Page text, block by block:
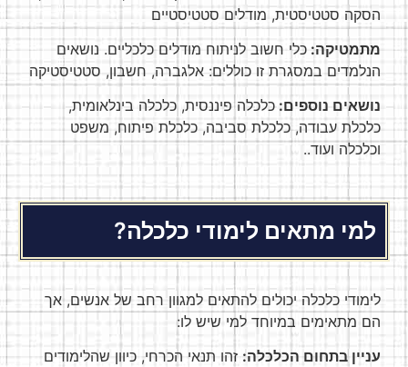
הסקה סטטיסטית, מודלים סטטיסטיים
מתמטיקה: כלי חשוב לניתוח מודלים כלכליים. נושאים
הנלמדים במסגרת זו כוללים: אלגברה, חשבון, סטטיסטיקה
נושאים נוספים: כלכלה פיננסית, כלכלה בינלאומית,
כלכלת עבודה, כלכלת סביבה, כלכלת פיתוח, משפט
וכלכלה ועוד..
למי מתאים לימודי כלכלה?
לימודי כלכלה יכולים להתאים למגוון רחב של אנשים, אך
הם מתאימים במיוחד למי שיש לו:
עניין בתחום הכלכלה:זהו תנאי הכרחי, כיוון שהלימודים